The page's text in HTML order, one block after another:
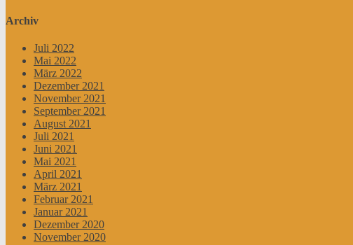
Archiv
Juli 2022
Mai 2022
März 2022
Dezember 2021
November 2021
September 2021
August 2021
Juli 2021
Juni 2021
Mai 2021
April 2021
März 2021
Februar 2021
Januar 2021
Dezember 2020
November 2020